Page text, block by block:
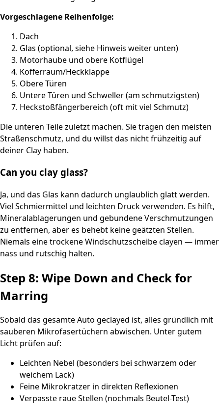
Vorgeschlagene Reihenfolge:
Dach
Glas (optional, siehe Hinweis weiter unten)
Motorhaube und obere Kotflügel
Kofferraum/Heckklappe
Obere Türen
Untere Türen und Schweller (am schmutzigsten)
Heckstoßfängerbereich (oft mit viel Schmutz)
Die unteren Teile zuletzt machen. Sie tragen den meisten
Straßenschmutz, und du willst das nicht frühzeitig auf
deiner Clay haben.
Can you clay glass?
Ja, und das Glas kann dadurch unglaublich glatt werden.
Viel Schmiermittel und leichten Druck verwenden. Es hilft,
Mineralablagerungen und gebundene Verschmutzungen
zu entfernen, aber es behebt keine geätzten Stellen.
Niemals eine trockene Windschutzscheibe clayen — immer
nass und rutschig halten.
Step 8: Wipe Down and Check for
Marring
Sobald das gesamte Auto geclayed ist, alles gründlich mit
sauberen Mikrofasertüchern abwischen. Unter gutem
Licht prüfen auf:
Leichten Nebel (besonders bei schwarzem oder
weichem Lack)
Feine Mikrokratzer in direkten Reflexionen
Verpasste raue Stellen (nochmals Beutel-Test)